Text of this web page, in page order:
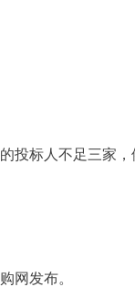
投标人不足三家
网发布。